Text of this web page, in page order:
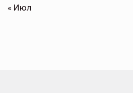
« Июл